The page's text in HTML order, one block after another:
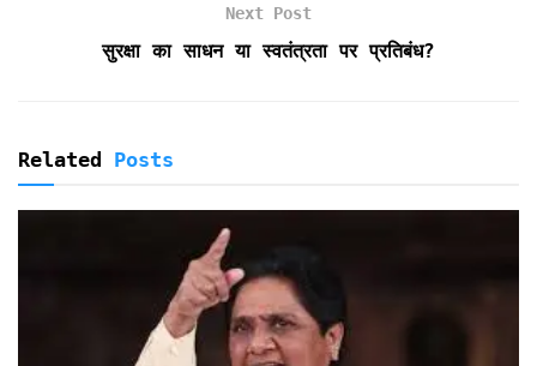
d
l
Next Post
सुरक्षा का साधन या स्वतंत्रता पर प्रतिबंध?
Related Posts